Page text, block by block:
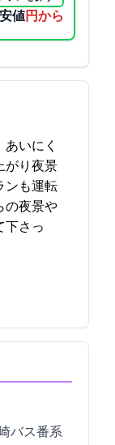
値4600円から
いにく
がり夜景
ンも運転
の夜景や
下さっ
バス5番系